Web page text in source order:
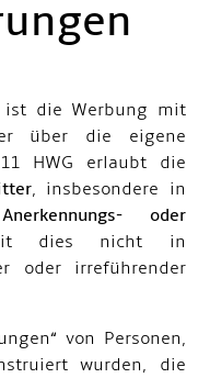
ist die Werbung mit
über die eigene
HWG erlaubt die
, insbesondere in
oder
dies nicht in
oder irreführender
von Personen,
wurden, die